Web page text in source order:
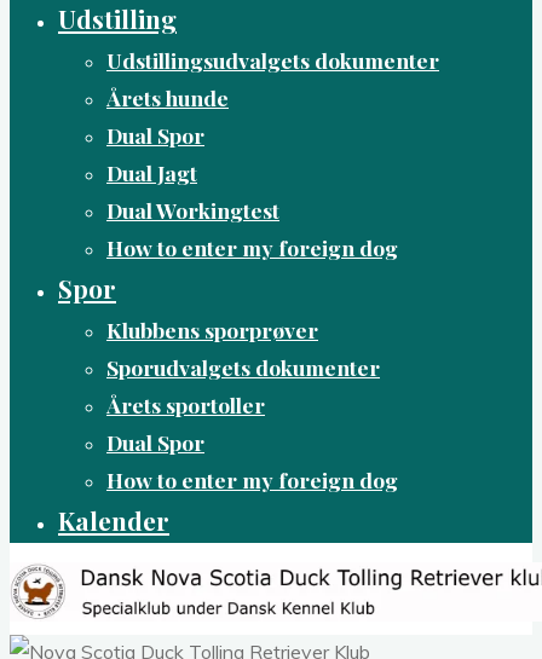
Udstilling
Udstillingsudvalgets dokumenter
Årets hunde
Dual Spor
Dual Jagt
Dual Workingtest
How to enter my foreign dog
Spor
Klubbens sporprøver
Sporudvalgets dokumenter
Årets sportoller
Dual Spor
How to enter my foreign dog
Kalender